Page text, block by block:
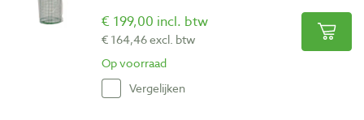
€ 199,00 incl. btw
€ 164,46 excl. btw
Op voorraad
Vergelijken